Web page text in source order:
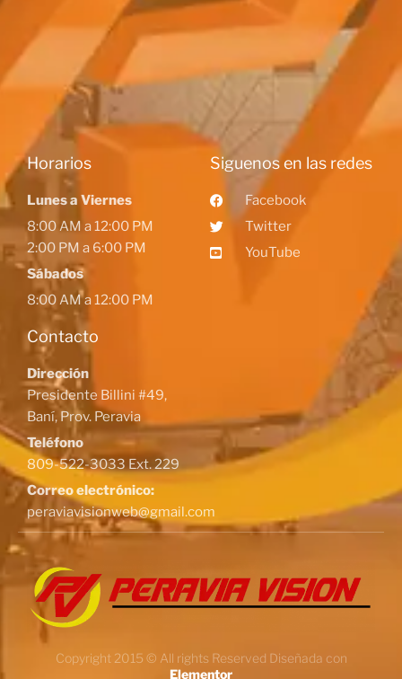
Horarios
Lunes a Viernes
8:00 AM a 12:00 PM
2:00 PM a 6:00 PM
Sábados
8:00 AM a 12:00 PM
Contacto
Dirección
Presidente Billini #49,
Baní, Prov. Peravia
Teléfono
809-522-3033 Ext. 229
Correo electrónico:
peraviavisionweb@gmail.com
Siguenos en las redes
Facebook
Twitter
YouTube
Copyright 2015 © All rights Reserved Diseñada con
Elementor